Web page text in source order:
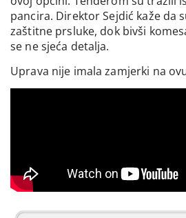
pancira. Direktor Sejdić kaže da
zaštitne prsluke, dok bivši
se ne sjeća detalja.
Uprava nije imala zamjerki na